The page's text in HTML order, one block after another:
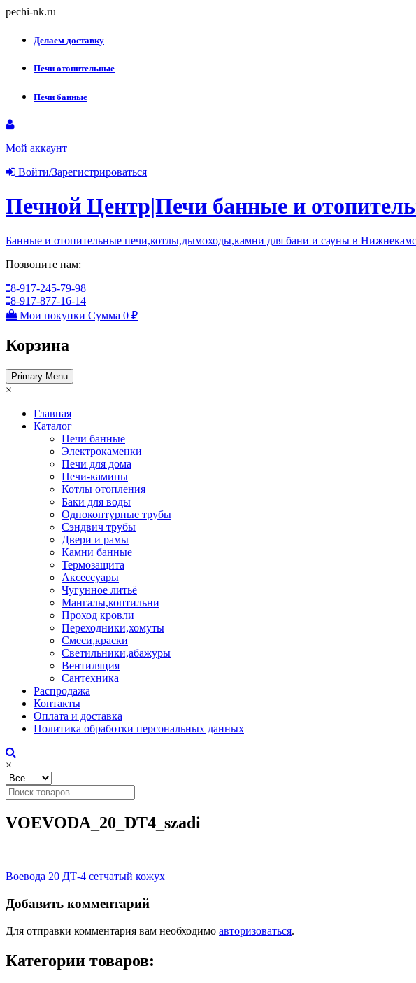
Skip
content
pechi-nk.ru
Делаем доставку
Печи отопительные
Печи банные
Мой аккаунт
Войти/Зарегистрироваться
Печной Центр|Печи банные и
Банные и отопительные печи,котлы,дымоходы,камни для бани и сауны в
Позвоните нам:
8-917-245-79-98
8-917-877-16-14
Мои покупки Сумма 0 ₽
Корзина
Primary Menu
×
Главная
Каталог
Печи банные
Электрокаменки
Печи для дома
Печи-камины
Котлы отопления
Баки для воды
Одноконтурные трубы
Сэндвич трубы
Двери и рамы
Камни банные
Термозащита
Аксессуары
Чугунное литьё
Мангалы,коптильни
Проход кровли
Переходники,хомуты
Смеси,краски
Светильники,абажуры
Вентиляция
Сантехника
Распродажа
Контакты
Оплата и доставка
Политика обработки персональных данных
×
VOEVODA_20_DT4_szadi
Навигация
по
записям
Воевода 20 ДТ-4 сетчатый кожух
Добавить комментарий
Для отправки комментария вам необходимо авторизоваться.
Категории товаров: